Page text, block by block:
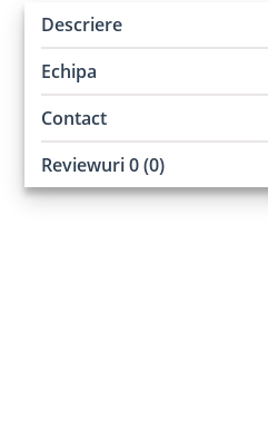
Descriere
Echipa
Contact
Reviewuri 0 (0)